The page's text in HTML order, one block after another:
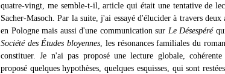
quatre-vingt, me semble-t-il, article qui était une tentative de
Sacher-Masoch. Par la suite, j'ai essayé d'élucider à travers
en Pologne mais aussi d'une communication sur Le Désespéré
Société des Études bloyennes , les résonances familiales du
constituer. Je n'ai pas proposé une lecture globale,
proposé quelques hypothèses, quelques esquisses, qui sont